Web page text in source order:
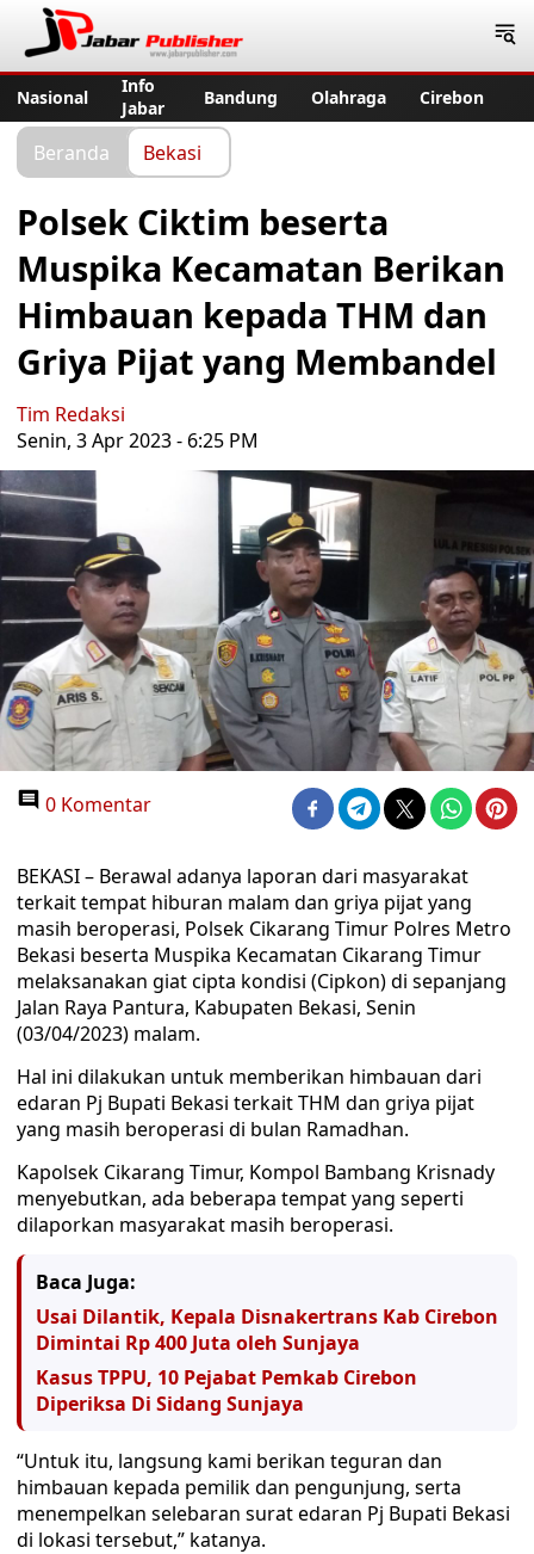
Nasional
Info
Jabar
Bandung Olahraga Cirebon
Beranda Bekasi
Polsek Ciktim beserta
Muspika Kecamatan Berikan
Himbauan kepada THM dan
Griya Pijat yang Membandel
Tim Redaksi
Senin, 3 Apr 2023 - 6:25 PM
0 Komentar
BEKASI – Berawal adanya laporan dari masyarakat
terkait tempat hiburan malam dan griya pijat yang
masih beroperasi, Polsek Cikarang Timur Polres Metro
Bekasi beserta Muspika Kecamatan Cikarang Timur
melaksanakan giat cipta kondisi (Cipkon) di sepanjang
Jalan Raya Pantura, Kabupaten Bekasi, Senin
(03/04/2023) malam.
Hal ini dilakukan untuk memberikan himbauan dari
edaran Pj Bupati Bekasi terkait THM dan griya pijat
yang masih beroperasi di bulan Ramadhan.
Kapolsek Cikarang Timur, Kompol Bambang Krisnady
menyebutkan, ada beberapa tempat yang seperti
dilaporkan masyarakat masih beroperasi.
Baca Juga:
Usai Dilantik, Kepala Disnakertrans Kab Cirebon
Dimintai Rp 400 Juta oleh Sunjaya
Kasus TPPU, 10 Pejabat Pemkab Cirebon
Diperiksa Di Sidang Sunjaya
“Untuk itu, langsung kami berikan teguran dan
himbauan kepada pemilik dan pengunjung, serta
menempelkan selebaran surat edaran Pj Bupati Bekasi
di lokasi tersebut,” katanya.